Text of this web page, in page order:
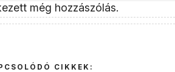
még hozzászólás.
CIKKEK: